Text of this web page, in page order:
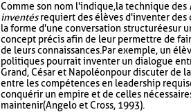
Comme son nom l'indique, la technique des
inventésrequiert des élèves d'inventer des
la forme d'une conversation structurée sur
concept précis afin de leur permettre de
de leurs connaissances. Par exemple, un
politiques pourrait inventer un dialogue
Grand, César et Napoléon pour discuter de
entre les compétences en leadership
conquérir un empire et de celles
maintenir (Angelo et Cross, 1993).